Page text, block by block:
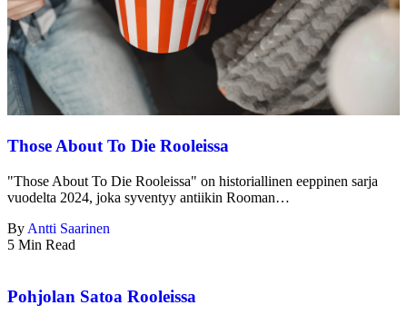
Those About To Die Rooleissa
"Those About To Die Rooleissa" on historiallinen eeppinen sarja
vuodelta 2024, joka syventyy antiikin Rooman…
By Antti Saarinen
5 Min Read
Pohjolan Satoa Rooleissa